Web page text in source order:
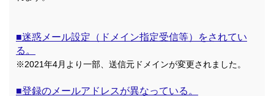
■迷惑メール設定（ドメイン指定受信等）をされてい
る。
※2021年4月より一部、送信元ドメインが変更されました。
■登録のメールアドレスが異なっている。